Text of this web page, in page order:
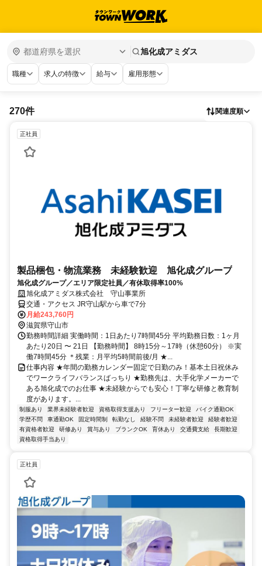
旭化成アミダス
職種 求人の特徴 給与 雇用形態
270件 関連度順
正社員
製品梱包・物流業務 未経験歓迎 旭化成グループ
旭化成グループ／エリア限定社員／有休取得率100%
旭化成アミダス株式会社 守山事業所
交通・アクセス JR守山駅から車で7分
月給243,760円
滋賀県守山市
勤務時間詳細 実働時間：1日あたり7時間45分 平均勤務日数：1ヶ月
あたり20日 〜 21日 【勤務時間】 8時15分～17時（休憩60分） ※実
働7時間45分 ＊残業：月平均5時間前後/月 ★...
仕事内容 ★年間の勤務カレンダー固定で日勤のみ！基本土日祝休み
でワークライフバランスばっちり ★勤務先は、大手化学メーカーで
ある旭化成でのお仕事 ★未経験からでも安心！丁寧な研修と教育制
度があります。...
制服あり 業界未経験者歓迎 資格取得支援あり フリーター歓迎
バイク通勤OK
学歴不問
車通勤OK 固定時間制 転勤なし 経験不問 未経験者歓迎
経験者歓迎
有資格者歓迎
研修あり 賞与あり ブランクOK 育休あり 交通費支給
長期歓迎
資格取得手当あり
正社員